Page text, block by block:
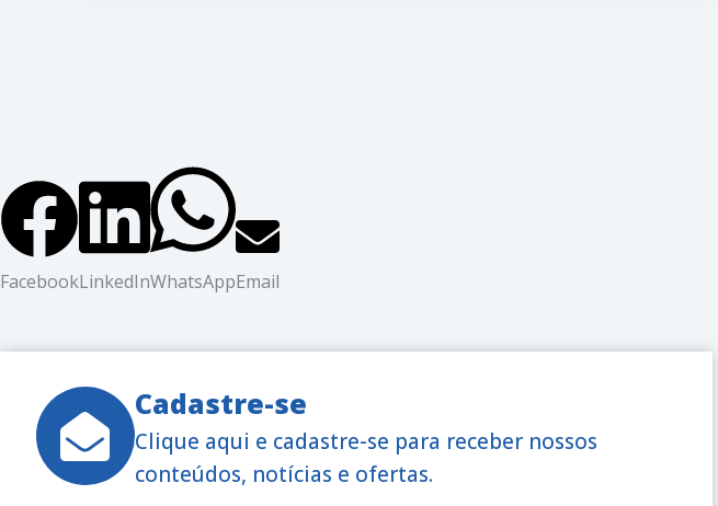
FacebookLinkedInWhatsAppEmail
Cadastre-se
Clique aqui e cadastre-se para receber nossos
conteúdos, notícias e ofertas.